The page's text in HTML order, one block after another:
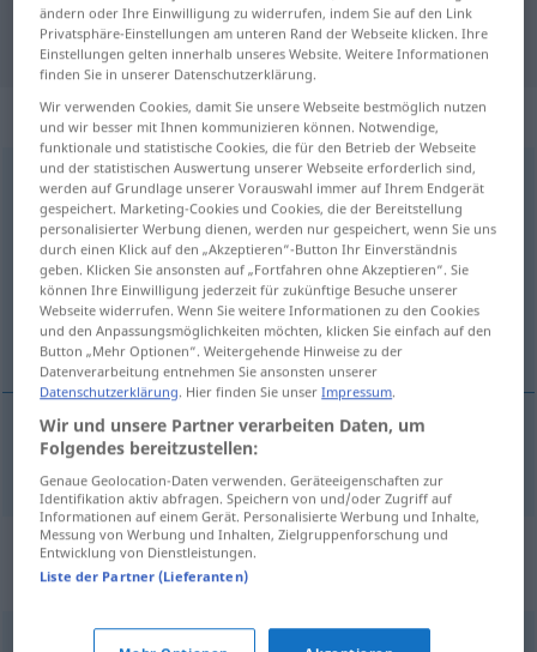
"Inaugenscheinnahme" Französisch
Übersetzung
„Inaugenscheinnahme“: Femininum
Inaugenscheinnahme [ɪnˈʔaʊgənʃaɪnnaːmə]f
Inaugenscheinnahme;Inaugenscheinnahmen>
Übersicht aller Übersetzungen
(Für mehr Details die Übersetzung anklicken/antippen)
inspection
inspectionf Inaugenscheinnahme
Synonyme für
"Inaugenscheinnahme"
ändern oder Ihre Einwilligung zu widerrufen, indem Sie auf den Link
Privatsphäre-Einstellungen am unteren Rand der Webseite klicken. Ihre
Einstellungen gelten innerhalb unseres Website. Weitere Informationen
finden Sie in unserer Datenschutzerklärung.
Wir verwenden Cookies, damit Sie unsere Webseite bestmöglich nutzen
und wir besser mit Ihnen kommunizieren können. Notwendige,
funktionale und statistische Cookies, die für den Betrieb der Webseite
und der statistischen Auswertung unserer Webseite erforderlich sind,
werden auf Grundlage unserer Vorauswahl immer auf Ihrem Endgerät
gespeichert. Marketing-Cookies und Cookies, die der Bereitstellung
personalisierter Werbung dienen, werden nur gespeichert, wenn Sie uns
durch einen Klick auf den „Akzeptieren“-Button Ihr Einverständnis
geben. Klicken Sie ansonsten auf „Fortfahren ohne Akzeptieren“. Sie
können Ihre Einwilligung jederzeit für zukünftige Besuche unserer
Webseite widerrufen. Wenn Sie weitere Informationen zu den Cookies
und den Anpassungsmöglichkeiten möchten, klicken Sie einfach auf den
Button „Mehr Optionen“. Weitergehende Hinweise zu der
Datenverarbeitung entnehmen Sie ansonsten unserer
Datenschutzerklärung. Hier finden Sie unserImpressum.
Wir und unsere Partner verarbeiten Daten, um
Folgendes bereitzustellen:
Genaue Geolocation-Daten verwenden. Geräteeigenschaften zur
Identifikation aktiv abfragen. Speichern von und/oder Zugriff auf
Informationen auf einem Gerät. Personalisierte Werbung und Inhalte,
Messung von Werbung und Inhalten, Zielgruppenforschung und
Entwicklung von Dienstleistungen.
Liste der Partner (Lieferanten)